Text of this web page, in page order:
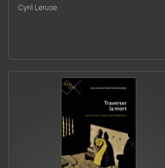
Cyril Leruse